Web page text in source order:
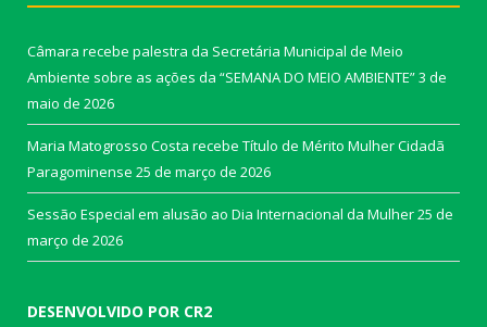
Câmara recebe palestra da Secretária Municipal de Meio
Ambiente sobre as ações da “SEMANA DO MEIO AMBIENTE”3 de
maio de 2026
Maria Matogrosso Costa recebe Título de Mérito Mulher Cidadã
Paragominense 25 de março de 2026
Sessão Especial em alusão ao Dia Internacional da Mulher25 de
março de 2026
DESENVOLVIDO POR CR2